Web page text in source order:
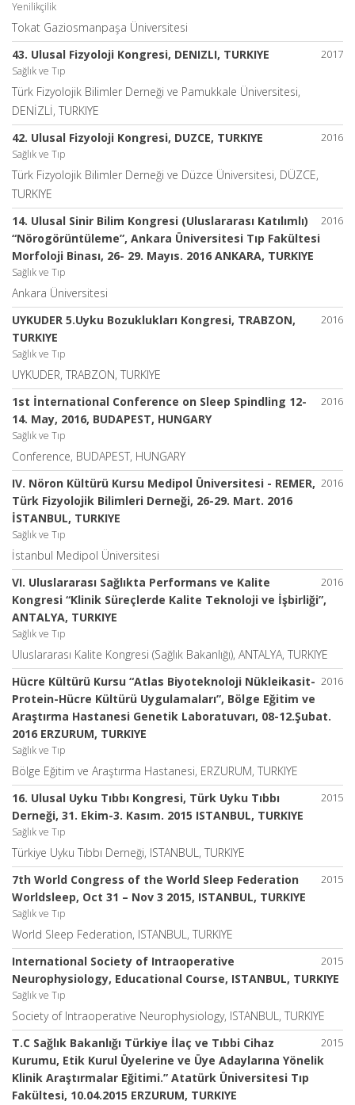
Yenilikçilik
Tokat Gaziosmanpaşa Üniversitesi
2017
43. Ulusal Fizyoloji Kongresi, DENIZLI, TURKIYE
Sağlık ve Tıp
Türk Fizyolojik Bilimler Derneği ve Pamukkale Üniversitesi,
DENİZLİ, TURKIYE
2016
42. Ulusal Fizyoloji Kongresi, DUZCE, TURKIYE
Sağlık ve Tıp
Türk Fizyolojik Bilimler Derneği ve Düzce Üniversitesi, DÜZCE,
TURKIYE
2016
14. Ulusal Sinir Bilim Kongresi (Uluslararası Katılımlı)
“Nörogörüntüleme”, Ankara Üniversitesi Tıp Fakültesi
Morfoloji Binası, 26- 29. Mayıs. 2016 ANKARA, TURKIYE
Sağlık ve Tıp
Ankara Üniversitesi
2016
UYKUDER 5.Uyku Bozuklukları Kongresi, TRABZON,
TURKIYE
Sağlık ve Tıp
UYKUDER, TRABZON, TURKIYE
2016
1st İnternational Conference on Sleep Spindling 12-
14. May, 2016, BUDAPEST, HUNGARY
Sağlık ve Tıp
Conference, BUDAPEST, HUNGARY
2016
IV. Nöron Kültürü Kursu Medipol Üniversitesi - REMER,
Türk Fizyolojik Bilimleri Derneği, 26-29. Mart. 2016
İSTANBUL, TURKIYE
Sağlık ve Tıp
İstanbul Medipol Üniversitesi
2016
VI. Uluslararası Sağlıkta Performans ve Kalite
Kongresi “Klinik Süreçlerde Kalite Teknoloji ve İşbirliği”,
ANTALYA, TURKIYE
Sağlık ve Tıp
Uluslararası Kalite Kongresi (Sağlık Bakanlığı), ANTALYA, TURKIYE
2016
Hücre Kültürü Kursu “Atlas Biyoteknoloji Nükleikasit-
Protein-Hücre Kültürü Uygulamaları”, Bölge Eğitim ve
Araştırma Hastanesi Genetik Laboratuvarı, 08-12.Şubat.
2016 ERZURUM, TURKIYE
Sağlık ve Tıp
Bölge Eğitim ve Araştırma Hastanesi, ERZURUM, TURKIYE
2015
16. Ulusal Uyku Tıbbı Kongresi, Türk Uyku Tıbbı
Derneği, 31. Ekim-3. Kasım. 2015 ISTANBUL, TURKIYE
Sağlık ve Tıp
Türkiye Uyku Tıbbı Derneği, ISTANBUL, TURKIYE
2015
7th World Congress of the World Sleep Federation
Worldsleep, Oct 31 – Nov 3 2015, ISTANBUL, TURKIYE
Sağlık ve Tıp
World Sleep Federation, ISTANBUL, TURKIYE
2015
International Society of Intraoperative
Neurophysiology, Educational Course, ISTANBUL, TURKIYE
Sağlık ve Tıp
Society of Intraoperative Neurophysiology, ISTANBUL, TURKIYE
2015
T.C Sağlık Bakanlığı Türkiye İlaç ve Tıbbi Cihaz
Kurumu, Etik Kurul Üyelerine ve Üye Adaylarına Yönelik
Klinik Araştırmalar Eğitimi.” Atatürk Üniversitesi Tıp
Fakültesi, 10.04.2015 ERZURUM, TURKIYE